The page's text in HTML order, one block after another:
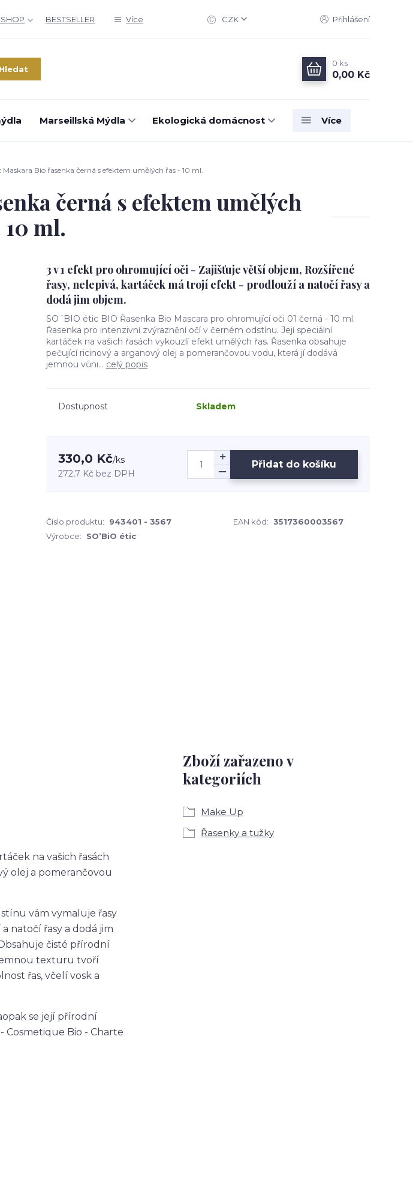
BESTSELLER Více CZK Přihlášení
Hledat
0 ks
0,00 Kč
Marseillská Mýdla Ekologická domácnost Více
Maskara Bio řasenka černá s efektem umělých řas - 10 ml.
černá s efektem umělých
ml.
3 v 1 efekt pro ohromující oči - Zajišťuje větší objem, Rozšířené
řasy, nelepivá, kartáček má trojí efekt - prodlouží a natočí řasy a
dodá jim objem.
SO´BIO étic BIO Řasenka Bio Mascara pro ohromující oči 01 černá - 10 ml.
Řasenka pro intenzivní zvýraznění očí v černém odstínu. Její speciální
kartáček na vašich řasách vykouzlí efekt umělých řas. Řasenka obsahuje
pečující ricinový a arganový olej a pomerančovou vodu, která jí dodává
jemnou vůni... celý popis
Dostupnost Skladem
330,0 Kč/ks
272,7 Kč bez DPH
Přidat do košíku
Číslo produktu: 943401 - 3567 EAN kód: 3517360003567
Výrobce:
SO’BiO étic
na vašich řasách
olej a pomerančovou
vám vymaluje řasy
natočí řasy a dodá jim
čisté přírodní
texturu tvoří
řas, včelí vosk a
se její přírodní
Bio - Charte
Zboží zařazeno v
kategoriích
Make Up
Řasenky a tužky